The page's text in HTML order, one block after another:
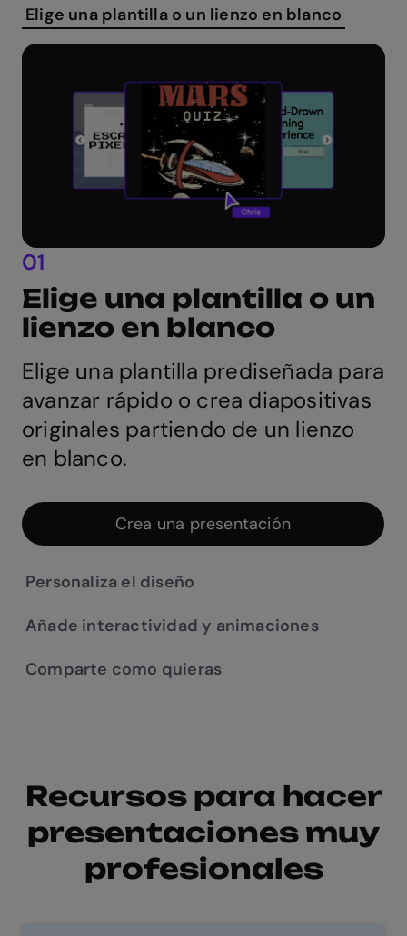
Elige una plantilla o un lienzo en blanco
01
Elige una plantilla o un
lienzo en blanco
Elige una plantilla prediseñada para
avanzar rápido o crea diapositivas
originales partiendo de un lienzo
en blanco.
Crea una presentación
Personaliza el diseño
Añade interactividad y animaciones
Comparte como quieras
Recursos para hacer
presentaciones muy
profesionales